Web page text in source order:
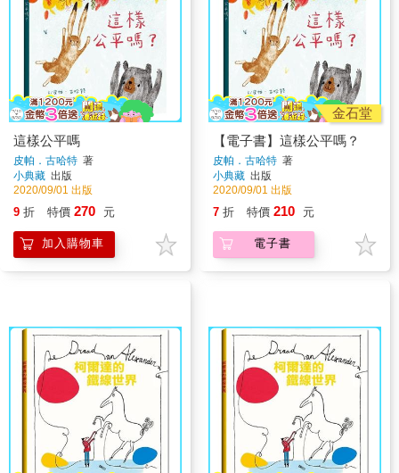
這樣公平嗎
皮帕．古哈特 著
小典藏 出版
2020/09/01 出版
9 折 特價 270 元
加入購物車
金石堂
【電子書】這樣公平嗎？
皮帕．古哈特 著
小典藏 出版
2020/09/01 出版
7 折 特價 210 元
電子書